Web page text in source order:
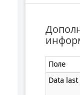
Поле
Data